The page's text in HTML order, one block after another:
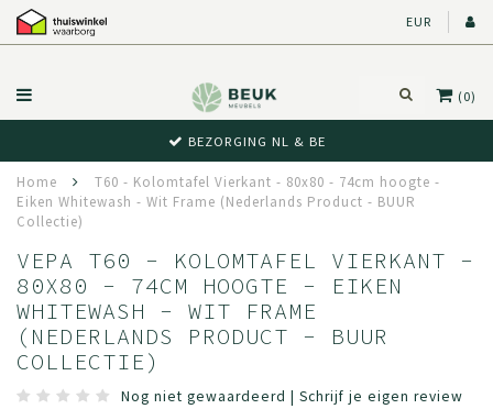
EUR
(0)
BEZORGING NL & BE
Home
T60 - Kolomtafel Vierkant - 80x80 - 74cm hoogte -
Eiken Whitewash - Wit Frame (Nederlands Product - BUUR
Collectie)
VEPA T60 - KOLOMTAFEL VIERKANT -
80X80 - 74CM HOOGTE - EIKEN
WHITEWASH - WIT FRAME
(NEDERLANDS PRODUCT - BUUR
COLLECTIE)
Nog niet gewaardeerd | Schrijf je eigen review